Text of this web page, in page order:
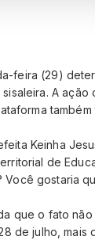
feira (29)
sisaleira. A
Keinha
de
gostaria
que o fato
de julho,